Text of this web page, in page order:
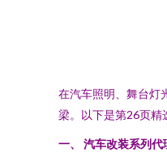
在汽车照明、舞台灯
梁。以下是第26页精
一、 汽车改装系列代